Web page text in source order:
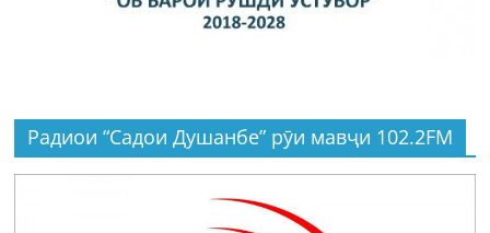
Радиои “Садои Душанбе” рӯи мавҷи 102.2FM